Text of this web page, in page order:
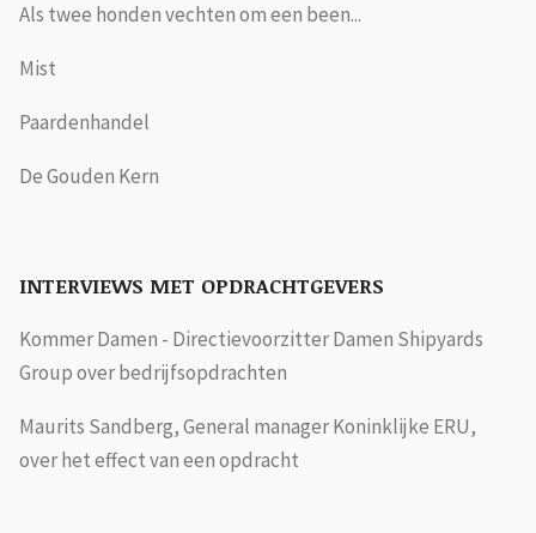
Als twee honden vechten om een been...
Mist
Paardenhandel
De Gouden Kern
INTERVIEWS MET OPDRACHTGEVERS
Kommer Damen - Directievoorzitter Damen Shipyards
Group over bedrijfsopdrachten
Maurits Sandberg, General manager Koninklijke ERU,
over het effect van een opdracht